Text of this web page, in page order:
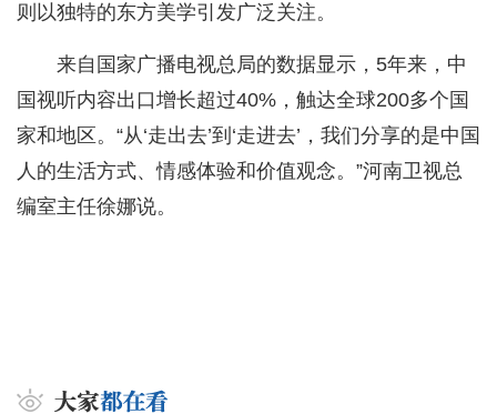
则以独特的东方美学引发广泛关注。
来自国家广播电视总局的数据显示，5年来，中
国视听内容出口增长超过40%，触达全球200多个国
家和地区。“从‘走出去’到‘走进去’，我们分享的是中国
人的生活方式、情感体验和价值观念。”河南卫视总
编室主任徐娜说。